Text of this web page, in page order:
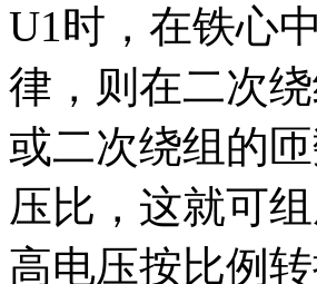
U1时，在铁心
律，则在二次
或二次绕组的
压比，这就可
高电压按比例